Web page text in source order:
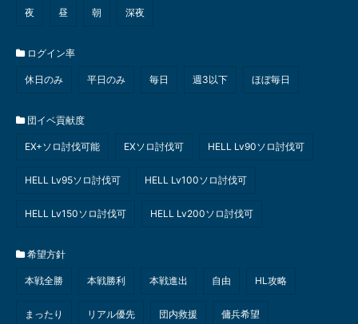
夜 昼 朝 深夜
ログイン率
休日のみ 平日のみ 毎日 週3以下 ほぼ毎日
団イベ貢献度
EX+ソロ討伐可能 EXソロ討伐可 HELL Lv90ソロ討伐可
HELL Lv95ソロ討伐可 HELL Lv100ソロ討伐可
HELL Lv150ソロ討伐可 HELL Lv200ソロ討伐可
希望方針
本戦全勝 本戦勝利 本戦進出 自由 HL攻略
まったり リアル優先 団内救援 傭兵希望